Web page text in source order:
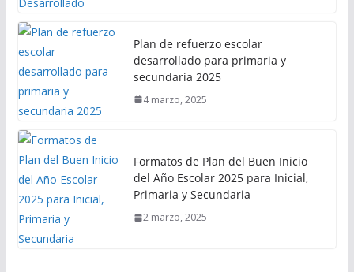
Plan de refuerzo escolar
desarrollado para primaria y
secundaria 2025
4 marzo, 2025
Formatos de Plan del Buen Inicio
del Año Escolar 2025 para Inicial,
Primaria y Secundaria
2 marzo, 2025